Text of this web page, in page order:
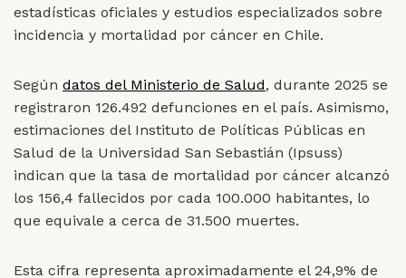
estadísticas oficiales y estudios especializados sobre
incidencia y mortalidad por cáncer en Chile.
Según datos del Ministerio de Salud, durante 2025 se
registraron 126.492 defunciones en el país. Asimismo,
estimaciones del Instituto de Políticas Públicas en
Salud de la Universidad San Sebastián (Ipsuss)
indican que la tasa de mortalidad por cáncer alcanzó
los 156,4 fallecidos por cada 100.000 habitantes, lo
que equivale a cerca de 31.500 muertes.
Esta cifra representa aproximadamente el 24,9% de